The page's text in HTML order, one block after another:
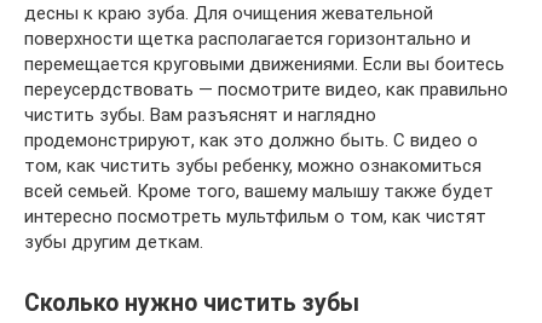
десны к краю зуба. Для очищения жевательной
поверхности щетка располагается горизонтально и
перемещается круговыми движениями. Если вы боитесь
переусердствовать — посмотрите видео, как правильно
чистить зубы. Вам разъяснят и наглядно
продемонстрируют, как это должно быть. С видео о
том, как чистить зубы ребенку, можно ознакомиться
всей семьей. Кроме того, вашему малышу также будет
интересно посмотреть мультфильм о том, как чистят
зубы другим деткам.
Сколько нужно чистить зубы